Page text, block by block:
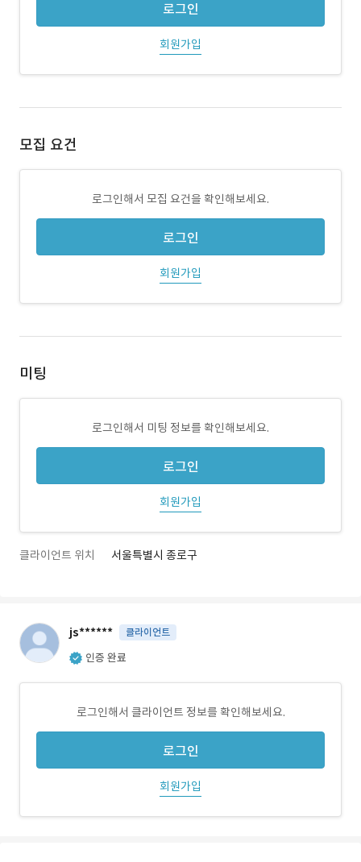
로그인
회원가입
모집 요건
로그인해서 모집 요건을 확인해보세요.
로그인
회원가입
미팅
로그인해서 미팅 정보를 확인해보세요.
로그인
회원가입
클라이언트 위치 서울특별시 종로구
js****** 클라이언트
인증 완료
로그인해서 클라이언트 정보를 확인해보세요.
로그인
회원가입